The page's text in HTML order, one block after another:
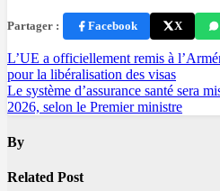
Partager : Facebook X
Navigation
de
l’article
L’UE a officiellement remis à
pour la libéralisation des visas
Le système d’assurance santé sera
2026, selon le Premier ministre
By
Related Post